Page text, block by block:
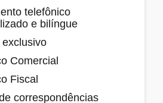
telefônico
e bilíngue
Comercial
Fiscal
correspondências